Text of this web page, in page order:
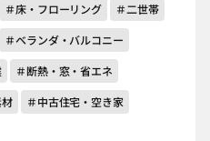
＃床・フローリング
＃二世帯
＃ベランダ・バルコニー
＃断熱・窓・省エネ
＃中古住宅・空き家